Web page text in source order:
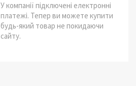
У компанії підключені електронні
платежі. Тепер ви можете купити
будь-який товар не покидаючи
сайту.